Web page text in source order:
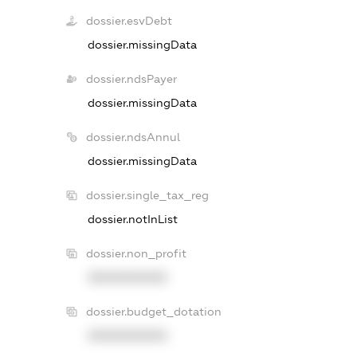
dossier.esvDebt
dossier.missingData
dossier.ndsPayer
dossier.missingData
dossier.ndsAnnul
dossier.missingData
dossier.single_tax_reg
dossier.notInList
dossier.non_profit
dossier.budget_dotation